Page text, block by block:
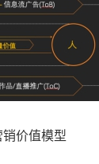
价值模型